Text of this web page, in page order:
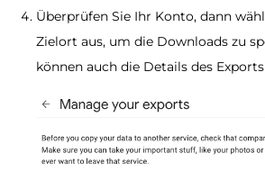
Überprüfen Sie Ihr Konto, dann
Zielort aus, um die Downloads zu
können auch die Details des